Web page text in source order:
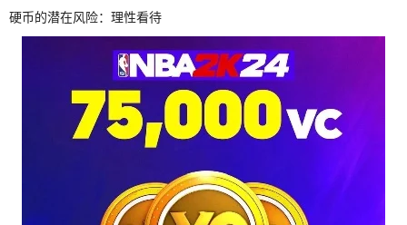
硬币的潜在风险：理性看待